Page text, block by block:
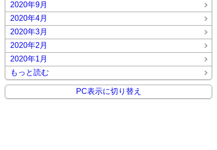
2020年9月
2020年4月
2020年3月
2020年2月
2020年1月
もっと読む
PC表示に切り替え